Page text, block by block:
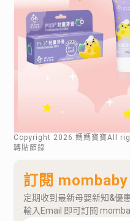
Copyright 2026 .媽媽寶寶All
轉貼節錄
訂閱 mombaby
定期收到最新母嬰新知&優
輸入Email 即可訂閱